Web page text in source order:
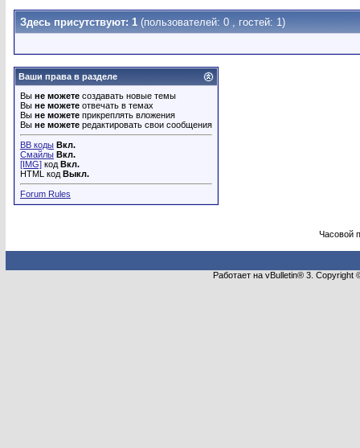
Здесь присутствуют: 1 (пользователей: 0 , гостей: 1)
Ваши права в разделе
Вы не можете создавать новые темы
Вы не можете отвечать в темах
Вы не можете прикреплять вложения
Вы не можете редактировать свои сообщения
BB коды Вкл.
Смайлы Вкл.
[IMG] код Вкл.
HTML код Выкл.
Forum Rules
Часовой
Работает на vBulletin® 3.